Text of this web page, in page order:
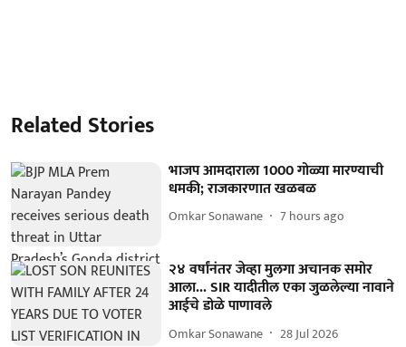
Related Stories
भाजप आमदाराला 1000 गोळ्या मारण्याची
धमकी; राजकारणात खळबळ
Omkar Sonawane 7 hours ago
२४ वर्षांनंतर जेव्हा मुलगा अचानक समोर
आला... SIR यादीतील एका जुळलेल्या नावाने
आईचे डोळे पाणावले
Omkar Sonawane 28 Jul 2026